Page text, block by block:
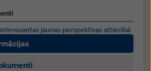
jaunas perspektīvas attiecībā
būvlaukumā. Plastmasas balsts,